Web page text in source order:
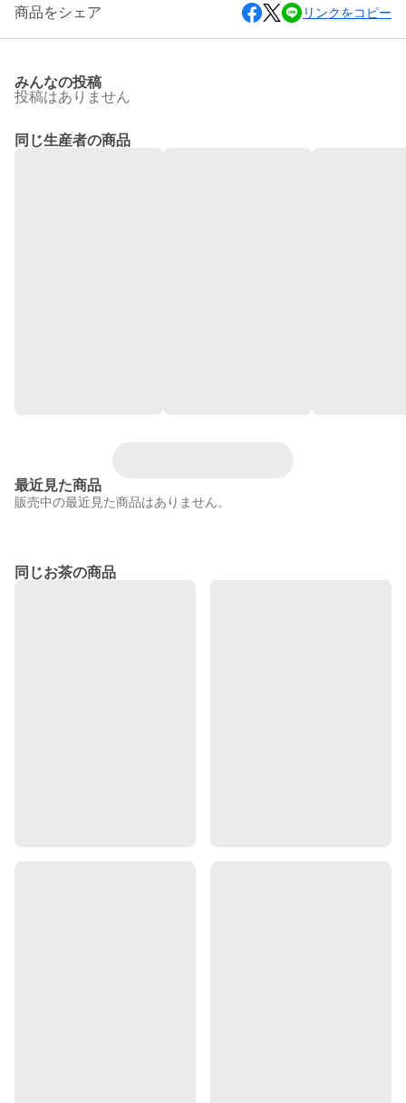
商品をシェア リンクをコピー
みんなの投稿
投稿はありません
同じ生産者の商品
最近見た商品
販売中の最近見た商品はありません。
同じお茶の商品